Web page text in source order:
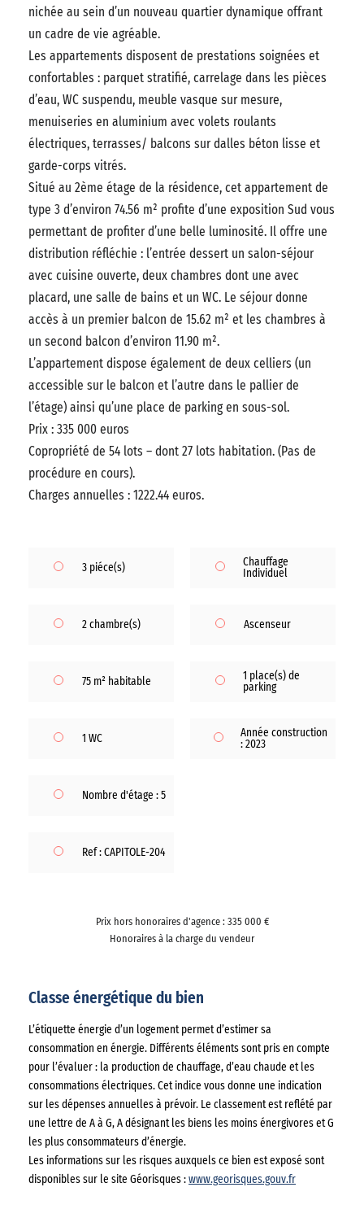
nichée au sein d’un nouveau quartier dynamique offrant
un cadre de vie agréable.
Les appartements disposent de prestations soignées et
confortables : parquet stratifié, carrelage dans les pièces
d’eau, WC suspendu, meuble vasque sur mesure,
menuiseries en aluminium avec volets roulants
électriques, terrasses/ balcons sur dalles béton lisse et
garde-corps vitrés.
Situé au 2ème étage de la résidence, cet appartement de
type 3 d’environ 74.56 m² profite d’une exposition Sud vous
permettant de profiter d’une belle luminosité. Il offre une
distribution réfléchie : l’entrée dessert un salon-séjour
avec cuisine ouverte, deux chambres dont une avec
placard, une salle de bains et un WC. Le séjour donne
accès à un premier balcon de 15.62 m² et les chambres à
un second balcon d’environ 11.90 m².
L’appartement dispose également de deux celliers (un
accessible sur le balcon et l’autre dans le pallier de
l’étage) ainsi qu’une place de parking en sous-sol.
Prix : 335 000 euros
Copropriété de 54 lots – dont 27 lots habitation. (Pas de
procédure en cours).
Charges annuelles : 1222.44 euros.
3 piéce(s)
2 chambre(s)
75 m² habitable
1 WC
Chauffage
Individuel
Ascenseur
1 place(s) de
parking
Année construction
: 2023
Nombre d'étage : 5
Ref : CAPITOLE-204
Prix hors honoraires d'agence : 335 000 €
Honoraires à la charge du vendeur
Classe énergétique du bien
L’étiquette énergie d’un logement permet d’estimer sa
consommation en énergie. Différents éléments sont pris en compte
pour l’évaluer : la production de chauffage, d’eau chaude et les
consommations électriques. Cet indice vous donne une indication
sur les dépenses annuelles à prévoir. Le classement est reflété par
une lettre de A à G, A désignant les biens les moins énergivores et G
les plus consommateurs d’énergie.
Les informations sur les risques auxquels ce bien est exposé sont
disponibles sur le site Géorisques : www.georisques.gouv.fr